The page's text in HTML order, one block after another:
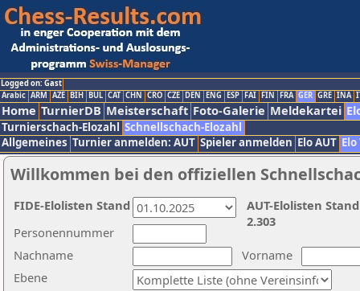
Logged on: Gast
Arabic ARM AZE BIH BUL CAT CHN CRO CZE DEN ENG ESP FAI FIN FRA GER GRE INA
Home TurnierDB Meisterschaft Foto-Galerie Meldekartei
Turnierschach-Elozahl Schnellschach-Elozahl
Allgemeines Turnier anmelden: AUT Spieler anmelden Elo AUT
Willkommen bei den offiziellen
Nachname
Vorname
Ebene
Personennummer
AUT-Elolisten
2.303
FIDE-Elolisten Stand